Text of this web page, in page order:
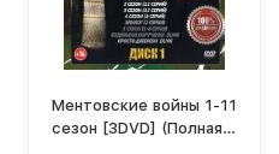
Ментовские войны 1-11
сезон [3DVD] (Полная